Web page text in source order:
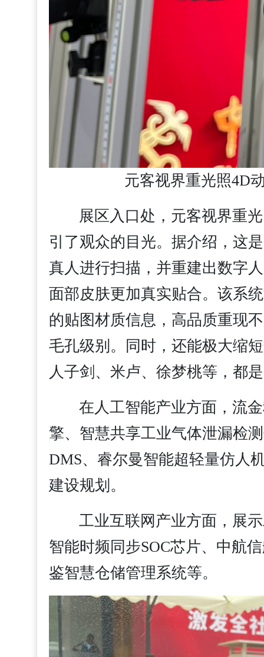
元客视界重光照4D
展区入口处，元客视界重
引了观众的目光。据介绍，这
真人进行扫描，并重建出数字
面部皮肤更加真实贴合。该系
的贴图材质信息，高品质重现
毛孔级别。同时，还能极大缩
人子剑、米卢、徐梦桃等，都
在人工智能产业方面，流
擎、智慧共享工业气体泄漏检
DMS、睿尔曼智能超轻量仿人
建设规划。
工业互联网产业方面，展
智能时频同步SOC芯片、中航
鉴智慧仓储管理系统等。